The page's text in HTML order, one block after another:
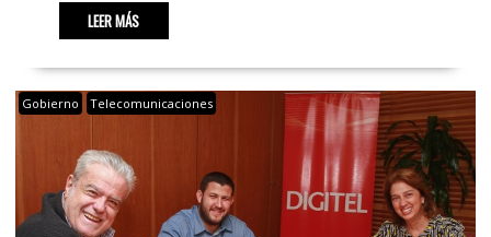
LEER MÁS
Gobierno Telecomunicaciones